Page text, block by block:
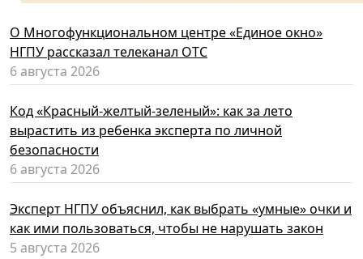
О Многофункциональном центре «Единое окно»
НГПУ рассказал телеканал ОТС
6 августа 2026
Код «Красный-желтый-зеленый»: как за лето
вырастить из ребенка эксперта по личной
безопасности
6 августа 2026
Эксперт НГПУ объяснил, как выбрать «умные» очки и
как ими пользоваться, чтобы не нарушать закон
5 августа 2026